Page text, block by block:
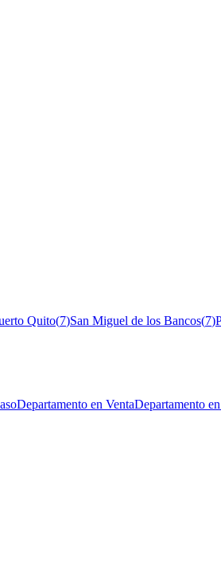
Quito(7)San Miguel de los Bancos(7)
Departamento en VentaDepartamento